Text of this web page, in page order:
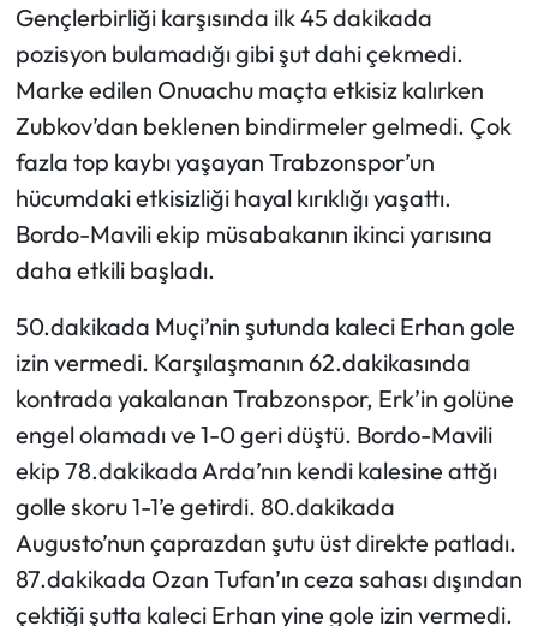
Gençlerbirliği karşısında ilk 45 dakikada
pozisyon bulamadığı gibi şut dahi çekmedi.
Marke edilen Onuachu maçta etkisiz kalırken
Zubkov’dan beklenen bindirmeler gelmedi. Çok
fazla top kaybı yaşayan Trabzonspor’un
hücumdaki etkisizliği hayal kırıklığı yaşattı.
Bordo-Mavili ekip müsabakanın ikinci yarısına
daha etkili başladı.
50.dakikada Muçi’nin şutunda kaleci Erhan gole
izin vermedi. Karşılaşmanın 62.dakikasında
kontrada yakalanan Trabzonspor, Erk’in golüne
engel olamadı ve 1-0 geri düştü. Bordo-Mavili
ekip 78.dakikada Arda’nın kendi kalesine attğı
golle skoru 1-1’e getirdi. 80.dakikada
Augusto’nun çaprazdan şutu üst direkte patladı.
87.dakikada Ozan Tufan’ın ceza sahası dışından
çektiği şutta kaleci Erhan yine gole izin vermedi.
Spor Yazıları
Mektup Galeri
Ekonomi
Turizm
Teknoloji